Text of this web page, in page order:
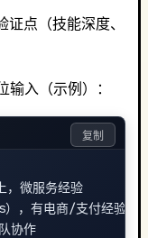
点（技能深度、
入（示例）：
，微服务经验
），有电商/支付经验
复制